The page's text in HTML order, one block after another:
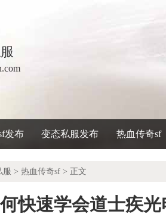
发布 变态私服发布 热血传奇sf
服 > 热血传奇sf > 正文
快速学会道士疾光